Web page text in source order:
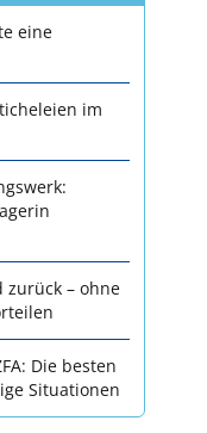
eine
im
zurück – ohne
Die besten
Situationen